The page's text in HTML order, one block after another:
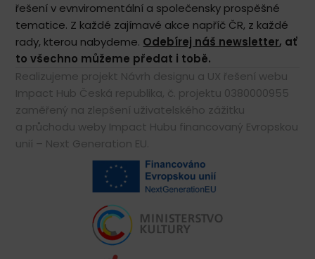
řešení v evnviromentální a společensky prospěšné
tematice. Z každé zajímavé akce napříč ČR, z každé
rady, kterou nabydeme. Odebírej náš newsletter, ať
to všechno můžeme předat i tobě.
Realizujeme projekt Návrh designu a UX řešení webu
Impact Hub Česká republika, č. projektu 0380000955
zaměřený na zlepšení uživatelského zážitku
a průchodu weby Impact Hubu financovaný Evropskou
unií – Next Generation EU.